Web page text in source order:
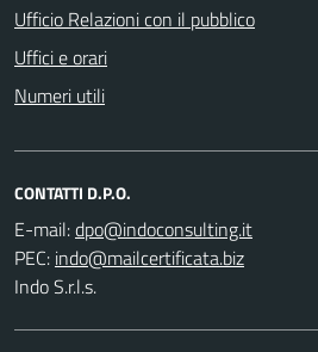
Ufficio Relazioni con il pubblico
Uffici e orari
Numeri utili
CONTATTI D.P.O.
E-mail:
PEC:
Indo S.r.l.s.